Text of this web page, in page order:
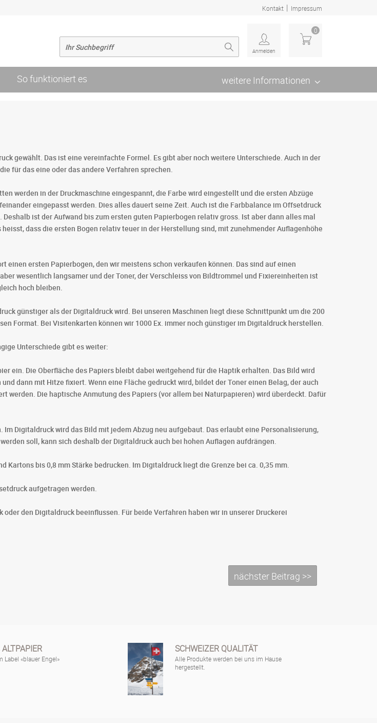
Kontakt | Impressum
Anmelden
0
So funktioniert es weitere Informationen
gewählt. Das ist eine vereinfachte Formel. Es gibt aber noch weitere Unterschiede. Auch in der
für das eine oder das andere Verfahren sprechen.
werden in der Druckmaschine eingespannt, die Farbe wird eingestellt und die ersten Abzüge
eingepasst werden. Dies alles dauert seine Zeit. Auch ist die Farbbalance im Offsetdruck
ist der Aufwand bis zum ersten guten Papierbogen relativ gross. Ist aber dann alles mal
dass die ersten Bogen relativ teuer in der Herstellung sind, mit zunehmender Auflagenhöhe
ersten Papierbogen, den wir meistens schon verkaufen können. Das sind auf einen
wesentlich langsamer und der Toner, der Verschleiss von Bildtrommel und Fixiereinheiten ist
hoch bleiben.
günstiger als der Digitaldruck wird. Bei unseren Maschinen liegt diese Schnittpunkt um die 200
Format. Bei Visitenkarten können wir 1000 Ex. immer noch günstiger im Digitaldruck herstellen.
Unterschiede gibt es weiter:
ein. Die Oberfläche des Papiers bleibt dabei weitgehend für die Haptik erhalten. Das Bild wird
dann mit Hitze fixiert. Wenn eine Fläche gedruckt wird, bildet der Toner einen Belag, der auch
Die haptische Anmutung des Papiers (vor allem bei Naturpapieren) wird überdeckt. Dafür
Digitaldruck wird das Bild mit jedem Abzug neu aufgebaut. Das erlaubt eine Personalisierung,
soll, kann sich deshalb der Digitaldruck auch bei hohen Auflagen aufdrängen.
bis 0,8 mm Stärke bedrucken. Im Digitaldruck liegt die Grenze bei ca. 0,35 mm.
aufgetragen werden.
den Digitaldruck beeinflussen. Für beide Verfahren haben wir in unserer Druckerei
nächster Beitrag >>
Label «blauer Engel»
SCHWEIZER QUALITÄT
Alle Produkte werden bei uns im Hause
hergestellt.